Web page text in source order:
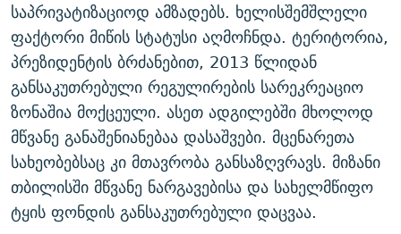
საპრივატიზაციოდ ამზადებს. ხელისშემშლელი
ფაქტორი მიწის სტატუსი აღმოჩნდა. ტერიტორია,
პრეზიდენტის ბრძანებით, 2013 წლიდან
განსაკუთრებული რეგულირების სარეკრეაციო
ზონაშია მოქცეული. ასეთ ადგილებში მხოლოდ
მწვანე განაშენიანებაა დასაშვები. მცენარეთა
სახეობებსაც კი მთავრობა განსაზღვრავს. მიზანი
თბილისში მწვანე ნარგავებისა და სახელმწიფო
ტყის ფონდის განსაკუთრებული დაცვაა.